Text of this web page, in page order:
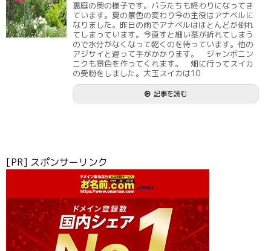
裏庭の奥の様子です。バラたちも終わりになってき
ています。夏の景色の変わり今の主役はアナベルに
なりました。昨日の雨でアナベルはほとんどが倒れ
てしまっています。今直すと細い茎が折れてしまう
ので水分がなくなって乾くのを待っています。他の
アジサイと違って手がかかります。 ジャンボニン
ニクも景色を作ってくれます。 畑に行ってスイカ
の受粉をしました。大玉スイカは10
記事を読む
[PR] スポンサーリンク